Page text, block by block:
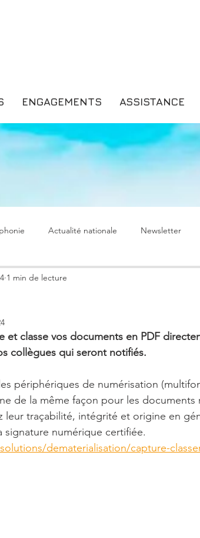
ENGAGEMENTS ASSISTANCE
Actualité nationale Newsletter
Nos partenaires
1 min de lecture
et classe vos documents en PDF
collègues qui seront notifiés.
périphériques de numérisation
de la même façon pour les documents
leur traçabilité, intégrité et origine en
signature numérique certifiée.
dematerialisation/capture-